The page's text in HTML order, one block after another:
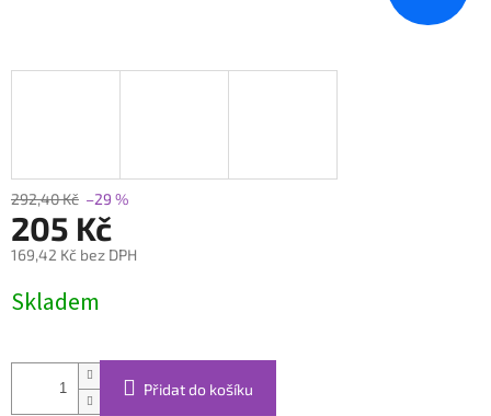
292,40 Kč –29 %
205 Kč
169,42 Kč bez DPH
cena:
Skladem
Přidat do košíku